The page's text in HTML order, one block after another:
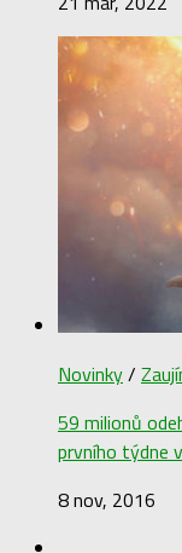
Novinky/
59 milionů
prvního týdne
8 nov, 2016